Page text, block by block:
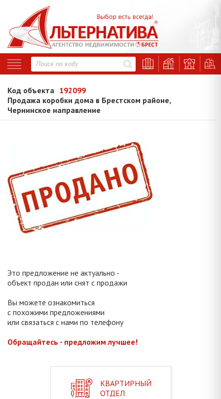
Код объекта 192099
Продажа коробки дома в Брестском районе,
Чернинское направление
Это предложение не актуально -
объект продан или снят с продажи
Вы можете ознакомиться
с похожими предложениями
или связаться с нами по телефону
Обращайтесь - предложим лучшее!
КВАРТИРНЫЙ
ОТДЕЛ